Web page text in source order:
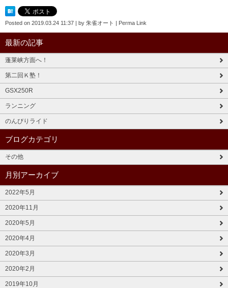
Posted on 2019.03.24 11:37 | by 朱雀オート | Perma Link
最新の記事
蓬莱峡方面へ！
第二回Ｋ塾！
GSX250R
ランニング
のんびりライド
ブログカテゴリ
その他
月別アーカイブ
2022年5月
2020年11月
2020年5月
2020年4月
2020年3月
2020年2月
2019年10月